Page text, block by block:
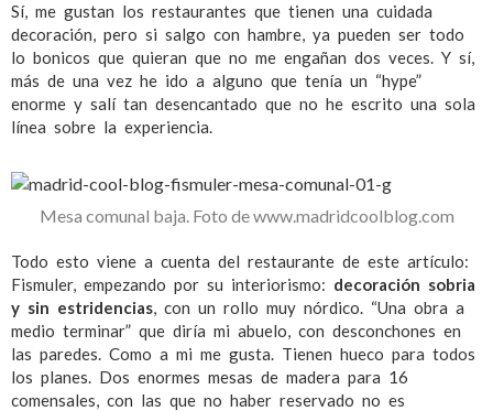
Sí, me gustan los restaurantes que tienen una cuidada
decoración, pero si salgo con hambre, ya pueden ser todo
lo bonicos que quieran que no me engañan dos veces. Y sí,
más de una vez he ido a alguno que tenía un “hype”
enorme y salí tan desencantado que no he escrito una sola
línea sobre la experiencia.
Mesa comunal baja. Foto de www.madridcoolblog.com
Todo esto viene a cuenta del restaurante de este artículo:
Fismuler, empezando por su interiorismo: decoración sobria
y sin estridencias, con un rollo muy nórdico. “Una obra a
medio terminar” que diría mi abuelo, con desconchones en
las paredes. Como a mi me gusta. Tienen hueco para todos
los planes. Dos enormes mesas de madera para 16
comensales, con las que no haber reservado no es